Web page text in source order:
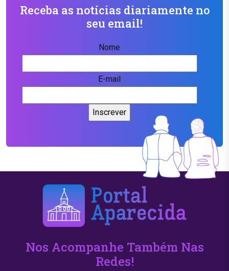
Receba as notícias diariamente no
seu email!
Nome
E-mail
Nos Acompanhe Também Nas
Redes!